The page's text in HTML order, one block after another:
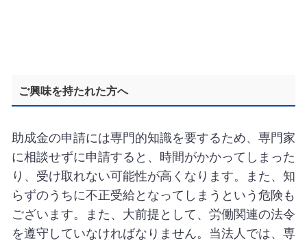
ご興味を持たれた方へ
助成金の申請には専門的知識を要するため、専門家
に相談せずに申請すると、時間がかかってしまった
り、受け取れない可能性が高くなります。また、知
らずのうちに不正受給となってしまうという危険も
ございます。また、大前提として、労働関連の法令
を遵守していなければなりません。当法人では、専